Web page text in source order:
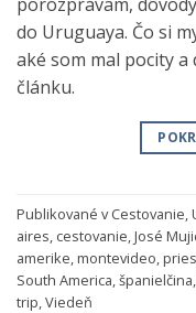
do Uruguaya. Čo si
aké som mal pocity a
článku.
Publikované vCestovanie,
aires, cestovanie,José
amerike,montevideo,
South America,španielčina,
trip,Viedeň